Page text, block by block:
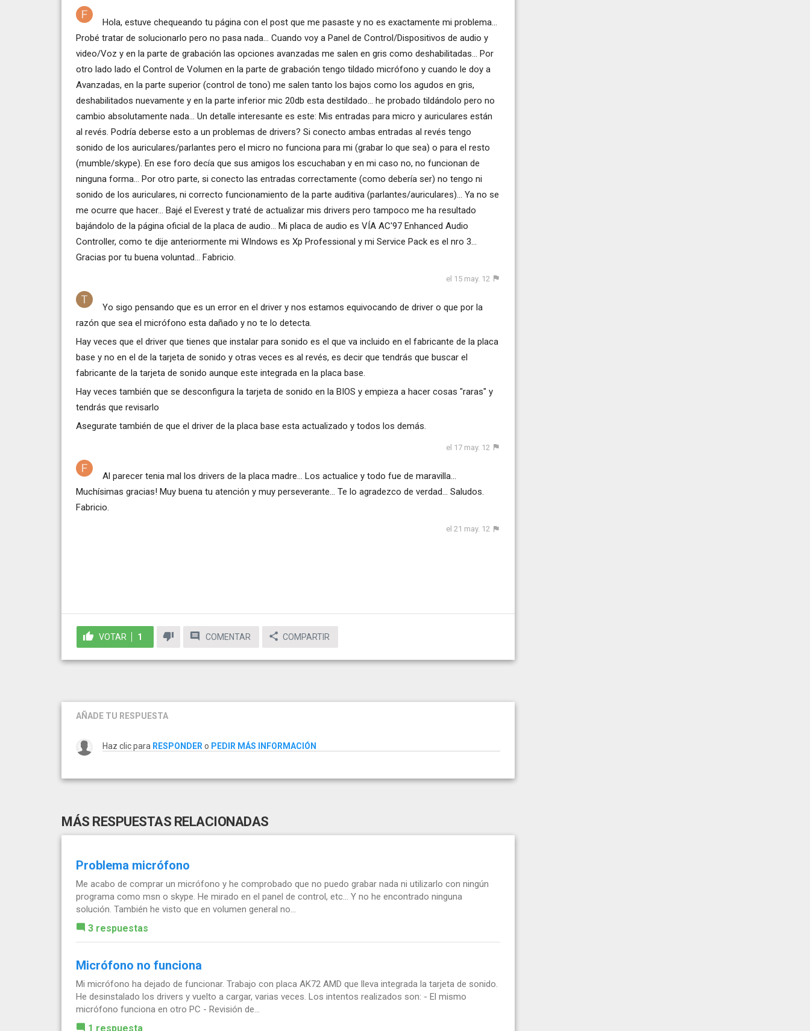
Hola, estuve chequeando tu página con el post que me pasaste y no es exactamente mi problema...
Probé tratar de solucionarlo pero no pasa nada... Cuando voy a Panel de Control/Dispositivos de audio y
video/Voz y en la parte de grabación las opciones avanzadas me salen en gris como deshabilitadas... Por
otro lado lado el Control de Volumen en la parte de grabación tengo tildado micrófono y cuando le doy a
Avanzadas, en la parte superior (control de tono) me salen tanto los bajos como los agudos en gris,
deshabilitados nuevamente y en la parte inferior mic 20db esta destildado... he probado tildándolo pero no
cambio absolutamente nada... Un detalle interesante es este: Mis entradas para micro y auriculares están
al revés. Podría deberse esto a un problemas de drivers? Si conecto ambas entradas al revés tengo
sonido de los auriculares/parlantes pero el micro no funciona para mi (grabar lo que sea) o para el resto
(mumble/skype). En ese foro decía que sus amigos los escuchaban y en mi caso no, no funcionan de
ninguna forma... Por otro parte, si conecto las entradas correctamente (como debería ser) no tengo ni
sonido de los auriculares, ni correcto funcionamiento de la parte auditiva (parlantes/auriculares)... Ya no se
me ocurre que hacer... Bajé el Everest y traté de actualizar mis drivers pero tampoco me ha resultado
bajándolo de la página oficial de la placa de audio... Mi placa de audio es VÍA AC'97 Enhanced Audio
Controller, como te dije anteriormente mi WIndows es Xp Professional y mi Service Pack es el nro 3...
Gracias por tu buena voluntad... Fabricio.
el 15 may. 12
Yo sigo pensando que es un error en el driver y nos estamos equivocando de driver o que por la
razón que sea el micrófono esta dañado y no te lo detecta.
Hay veces que el driver que tienes que instalar para sonido es el que va incluido en el fabricante de la placa
base y no en el de la tarjeta de sonido y otras veces es al revés, es decir que tendrás que buscar el
fabricante de la tarjeta de sonido aunque este integrada en la placa base.
Hay veces también que se desconfigura la tarjeta de sonido en la BIOS y empieza a hacer cosas "raras" y
tendrás que revisarlo
Asegurate también de que el driver de la placa base esta actualizado y todos los demás.
el 17 may. 12
Al parecer tenia mal los drivers de la placa madre... Los actualice y todo fue de maravilla...
Muchísimas gracias! Muy buena tu atención y muy perseverante... Te lo agradezco de verdad... Saludos.
Fabricio.
el 21 may. 12
VOTAR 1 COMENTAR COMPARTIR
AÑADE TU RESPUESTA
Haz clic para RESPONDER o PEDIR MÁS INFORMACIÓN
MÁS RESPUESTAS RELACIONADAS
Problema micrófono
Me acabo de comprar un micrófono y he comprobado que no puedo grabar nada ni utilizarlo con ningún
programa como msn o skype. He mirado en el panel de control, etc... Y no he encontrado ninguna
solución. También he visto que en volumen general no...
3 respuestas
Micrófono no funciona
Mi micrófono ha dejado de funcionar. Trabajo con placa AK72 AMD que lleva integrada la tarjeta de sonido.
He desinstalado los drivers y vuelto a cargar, varias veces. Los intentos realizados son: - El mismo
micrófono funciona en otro PC - Revisión de...
1 respuesta